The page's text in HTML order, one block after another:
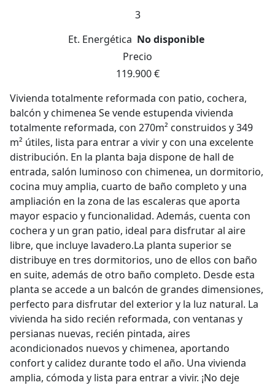
3
Et. Energética No disponible
Precio
119.900 €
Vivienda totalmente reformada con patio, cochera,
balcón y chimenea Se vende estupenda vivienda
totalmente reformada, con 270m² construidos y 349
m² útiles, lista para entrar a vivir y con una excelente
distribución. En la planta baja dispone de hall de
entrada, salón luminoso con chimenea, un dormitorio,
cocina muy amplia, cuarto de baño completo y una
ampliación en la zona de las escaleras que aporta
mayor espacio y funcionalidad. Además, cuenta con
cochera y un gran patio, ideal para disfrutar al aire
libre, que incluye lavadero.La planta superior se
distribuye en tres dormitorios, uno de ellos con baño
en suite, además de otro baño completo. Desde esta
planta se accede a un balcón de grandes dimensiones,
perfecto para disfrutar del exterior y la luz natural. La
vivienda ha sido recién reformada, con ventanas y
persianas nuevas, recién pintada, aires
acondicionados nuevos y chimenea, aportando
confort y calidez durante todo el año. Una vivienda
amplia, cómoda y lista para entrar a vivir. ¡No deje